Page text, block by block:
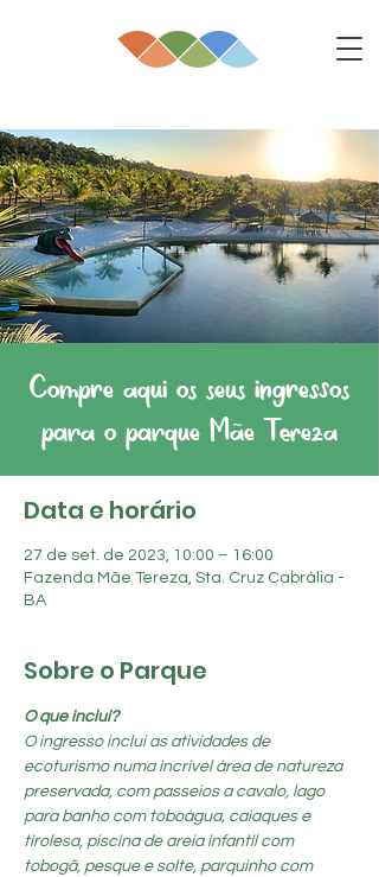
Compre aqui os seus ingressos
para o parque Mãe Tereza
Data e horário
27 de set. de 2023, 10:00 – 16:00
Fazenda Mãe Tereza, Sta. Cruz Cabrália -
BA
Sobre o Parque
O que inclui?
O ingresso inclui as atividades de
ecoturismo numa incrível área de natureza
preservada, com passeios a cavalo, lago
para banho com toboágua, caiaques e
tirolesa, piscina de areia infantil com
tobogã, pesque e solte, parquinho com